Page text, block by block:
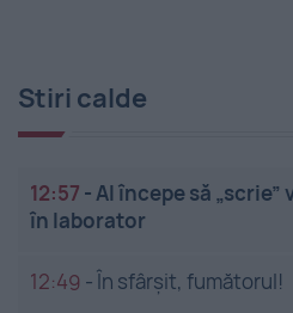
Stiri calde
12:57 -AI începe să
în laborator
12:49 -În sfârșit, fumătorul!